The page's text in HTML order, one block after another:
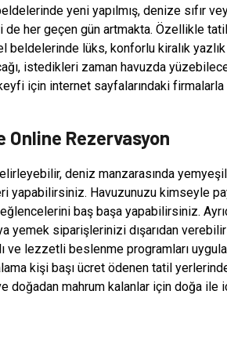
yeni yapılmış, denize sıfır
de her geçen gün artmakta. Özellikle
beldelerinde lüks, konforlu kiralık
istedikleri zaman havuzda
için internet sayfalarındaki
Online Rezervasyon
deniz manzarasında
yapabilirsiniz. Havuzunuzu kimseyle
baş başa yapabilirsiniz.
yemek siparişlerinizi dışarıdan
ve lezzetli beslenme programları
kişi başı ücret ödenen tatil
doğadan mahrum kalanlar için doğa ile